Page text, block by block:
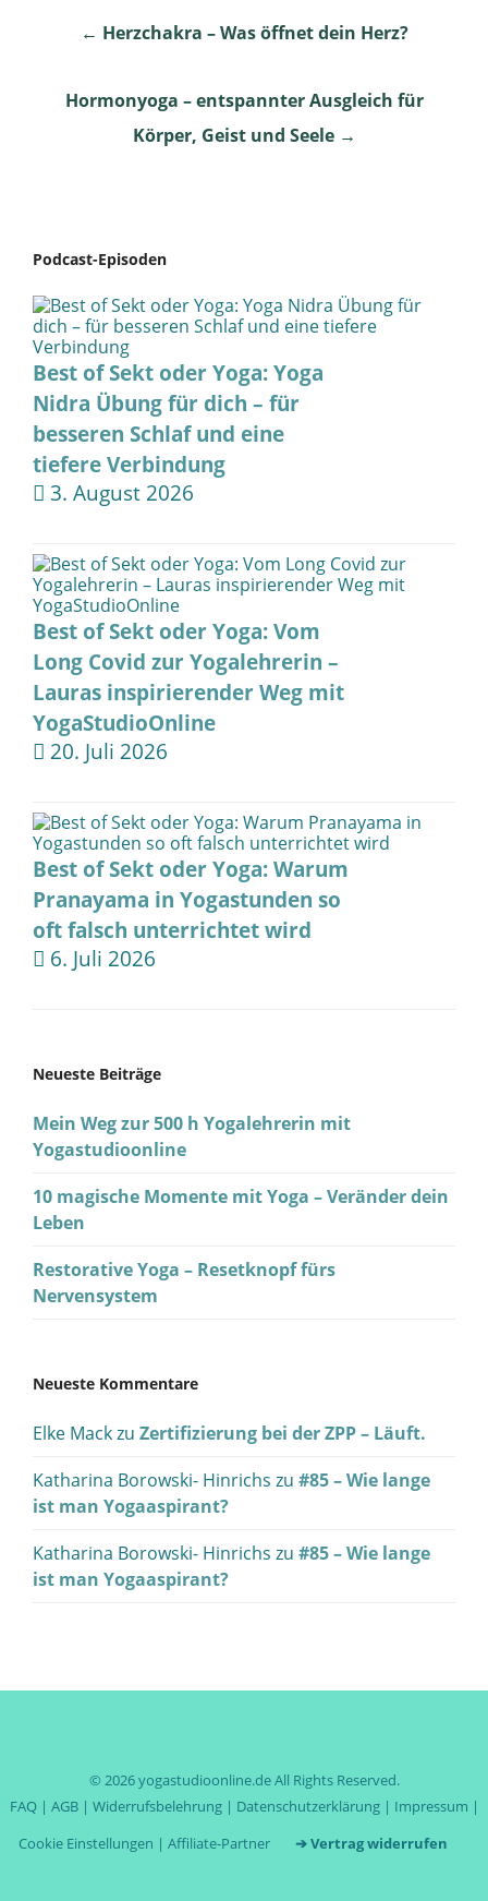
Post
navigation
← Herzchakra – Was öffnet dein Herz?
Hormonyoga – entspannter Ausgleich für
Körper, Geist und Seele →
Podcast-Episoden
Best of Sekt oder Yoga: Yoga
Nidra Übung für dich – für
besseren Schlaf und eine
tiefere Verbindung
3. August 2026
Best of Sekt oder Yoga: Vom
Long Covid zur Yogalehrerin –
Lauras inspirierender Weg mit
YogaStudioOnline
20. Juli 2026
Best of Sekt oder Yoga: Warum
Pranayama in Yogastunden so
oft falsch unterrichtet wird
6. Juli 2026
Neueste Beiträge
Mein Weg zur 500 h Yogalehrerin mit
Yogastudioonline
10 magische Momente mit Yoga – Veränder dein
Leben
Restorative Yoga – Resetknopf fürs
Nervensystem
Neueste Kommentare
Elke Mackzu Zertifizierung bei der ZPP – Läuft.
Katharina Borowski- Hinrichs zu #85 – Wie lange
ist man Yogaaspirant?
Katharina Borowski- Hinrichs zu #85 – Wie lange
ist man Yogaaspirant?
© 2026yogastudioonline.deAll Rights Reserved.
FAQ| AGB| Widerrufsbelehrung| Datenschutzerklärung| Impressum |
Cookie Einstellungen | Affiliate-Partner ➔ Vertrag widerrufen